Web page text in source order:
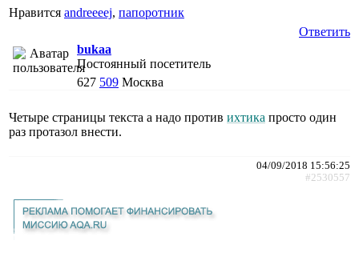
Нравится andreeeej, папоротник
Ответить
bukaa
Постоянный посетитель
627 509 Москва
Четыре страницы текста а надо против ихтика просто один
раз протазол внести.
04/09/2018 15:56:25
#2530557